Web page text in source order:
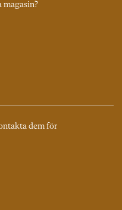
magasin?
dem för